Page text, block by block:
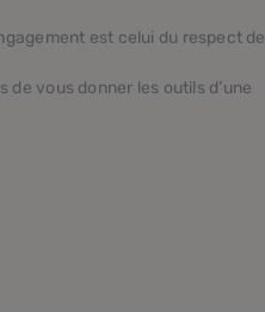
est celui du respect de
de vous donner les outils d’une